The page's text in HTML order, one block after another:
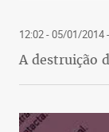
12:02 - 05/01/2014
A destruição